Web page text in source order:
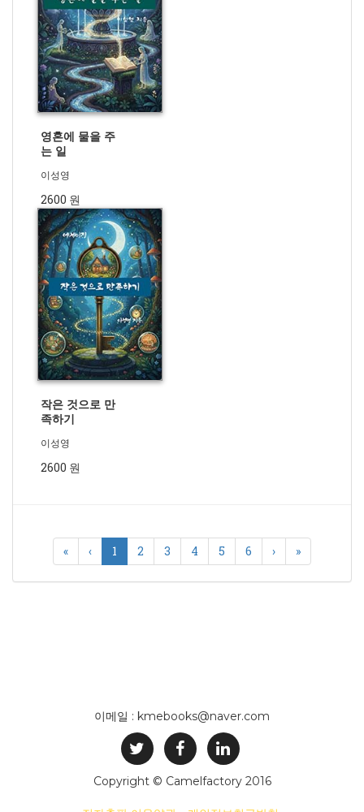
영혼에 물을 주
는 일
이성영
2600 원
작은 것으로 만
족하기
이성영
2600 원
« ‹ 1 2 3 4 5 6 › »
이메일 : kmebooks@naver.com
Copyright © Camelfactory 2016